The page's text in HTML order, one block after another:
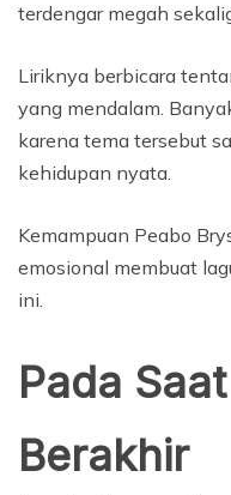
terdengar megah
Liriknya berbicara
yang mendalam.
karena tema tersebut
kehidupan nyata.
Kemampuan Peabo
emosional membuat
ini.
Pada
Berakhir